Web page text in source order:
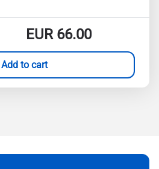
EUR66.00
Add to cart